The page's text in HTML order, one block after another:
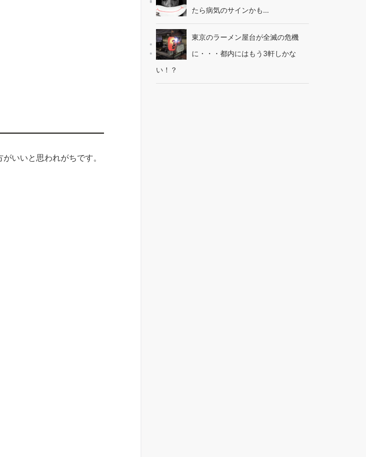
いいと思われがちです。
たら病気のサインかも…
東京のラーメン屋台が全滅の危機
に・・・都内にはもう3軒しかな
い！？